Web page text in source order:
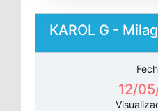
KAROL G -
12/